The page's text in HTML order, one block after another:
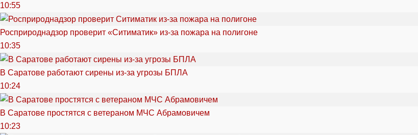
10:55
Росприроднадзор проверит «Ситиматик» из-за пожара на полигоне
10:35
В Саратове работают сирены из-за угрозы БПЛА
10:24
В Саратове простятся с ветераном МЧС Абрамовичем
10:23